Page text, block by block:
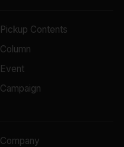
Pickup Contents
Column
Event
Campaign
Company